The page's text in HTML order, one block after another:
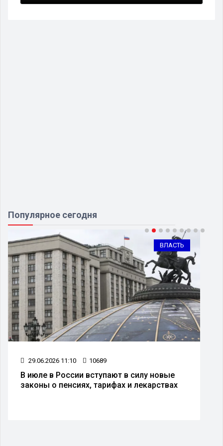
Популярное сегодня
ВЛАСТЬ
29.06.2026 11:10 10689
В июле в России вступают в силу новые
законы о пенсиях, тарифах и лекарствах